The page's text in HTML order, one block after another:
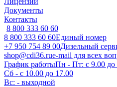
Документы
Контакты
8 800 333 60 60
8 800 333 60 60Единый номер
+7 950 754 89 00Дизельный
shop@cdi36.rue-mail для всех
График работыПн - Пт: с 9.00 до
Сб - с 10.00 до 17.00
Вс: - выходной